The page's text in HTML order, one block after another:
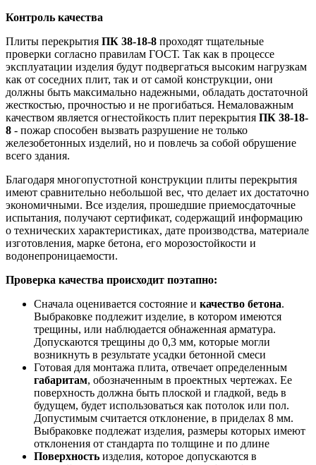
Контроль качества
Плиты перекрытия ПК 38-18-8 проходят тщательные
проверки согласно правилам ГОСТ. Так как в процессе
эксплуатации изделия будут подвергаться высоким нагрузкам
как от соседних плит, так и от самой конструкции, они
должны быть максимально надежными, обладать достаточной
жесткостью, прочностью и не прогибаться. Немаловажным
качеством является огнестойкость плит перекрытия ПК 38-18-
8 - пожар способен вызвать разрушение не только
железобетонных изделий, но и повлечь за собой обрушение
всего здания.
Благодаря многопустотной конструкции плиты перекрытия
имеют сравнительно небольшой вес, что делает их достаточно
экономичными. Все изделия, прошедшие приемосдаточные
испытания, получают сертификат, содержащий информацию
о технических характеристиках, дате производства, материале
изготовления, марке бетона, его морозостойкости и
водонепроницаемости.
Проверка качества происходит поэтапно:
Сначала оценивается состояние и качество бетона.
Выбраковке подлежит изделие, в котором имеются
трещины, или наблюдается обнаженная арматура.
Допускаются трещины до 0,3 мм, которые могли
возникнуть в результате усадки бетонной смеси
Готовая для монтажа плита, отвечает определенным
габаритам, обозначенным в проектных чертежах. Ее
поверхность должна быть плоской и гладкой, ведь в
будущем, будет использоваться как потолок или пол.
Допустимым считается отклонение, в приделах 8 мм.
Выбраковке подлежат изделия, размеры которых имеют
отклонения от стандарта по толщине и по длине
Поверхность изделия, которое допускаются в